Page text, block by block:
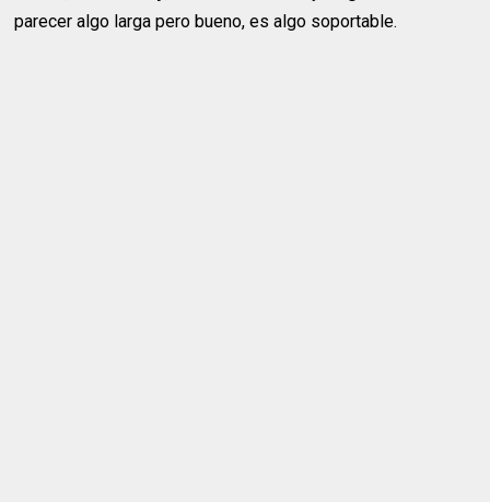
parecer algo larga pero bueno, es algo soportable.